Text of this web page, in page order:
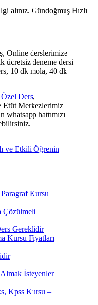
alınız. Gündoğmuş Hızlı
Online derslerimize
ücretsiz deneme dersi
10 dk mola, 40 dk
Ders,
Etüt Merkezlerimiz
whatsapp hattımızı
ve Etkili Öğrenin
Kursu
Çözülmeli
Gereklidir
Kursu Fiyatları
İsteyenler
Kpss Kursu –